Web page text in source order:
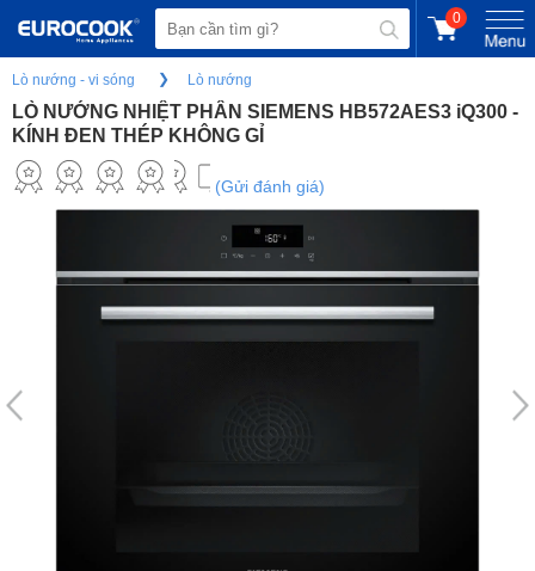
0
Lò nướng - vi sóng Lò nướng
LÒ NƯỚNG NHIỆT PHÂN SIEMENS HB572AES3 iQ300 -
KÍNH ĐEN THÉP KHÔNG GỈ
(Gửi đánh giá)